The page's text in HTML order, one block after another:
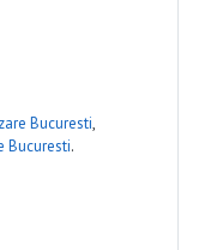
Bucuresti,
Bucuresti.